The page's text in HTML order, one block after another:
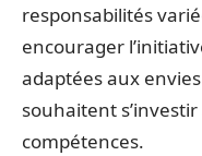
responsabilités
encourager
adaptées aux
souhaitent
compétences.